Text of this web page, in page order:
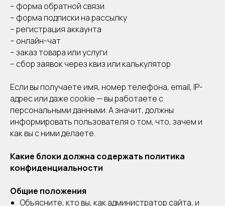
– форма обратной связи
– форма подписки на рассылку
– регистрация аккаунта
– онлайн-чат
– заказ товара или услуги
– сбор заявок через квиз или калькулятор
Если вы получаете имя, номер телефона, email, IP-
адрес или даже cookie — вы работаете с
персональными данными. А значит, должны
информировать пользователя о том, что, зачем и
как вы с ними делаете.
Какие блоки должна содержать политика
конфиденциальности
Общие положения
Объясните, кто вы, как администратор сайта, и